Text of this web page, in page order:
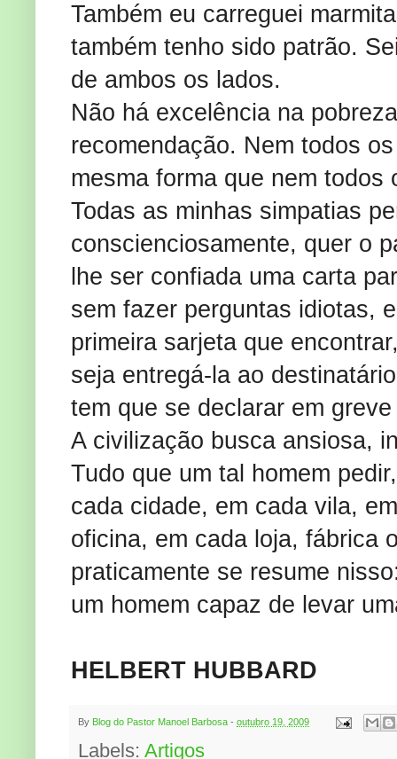
Também eu carreguei
também tenho sido patrão.
de ambos os lados.
Não há excelência na
recomendação. Nem todos
mesma forma que nem
Todas as minhas simpatias
conscienciosamente, quer o
lhe ser confiada uma carta
sem fazer perguntas idiotas,
primeira sarjeta que
seja entregá-la ao
tem que se declarar em
A civilização busca ansiosa,
Tudo que um tal homem
cada cidade, em cada vila,
oficina, em cada loja, fábrica
praticamente se resume
um homem capaz de levar
HELBERT HUBBARD
By Blog do Pastor Manoel Barbosa - outubro 19, 2009
Labels: Artigos